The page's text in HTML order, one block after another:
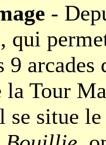
-
qui
9 arcades
la Tour
se situe le